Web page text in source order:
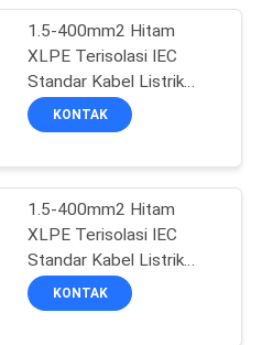
1.5-400mm2 Hitam
XLPE Terisolasi IEC
Standar Kabel Listrik
Industri
KONTAK
1.5-400mm2 Hitam
XLPE Terisolasi IEC
Standar Kabel Listrik
Industri
KONTAK